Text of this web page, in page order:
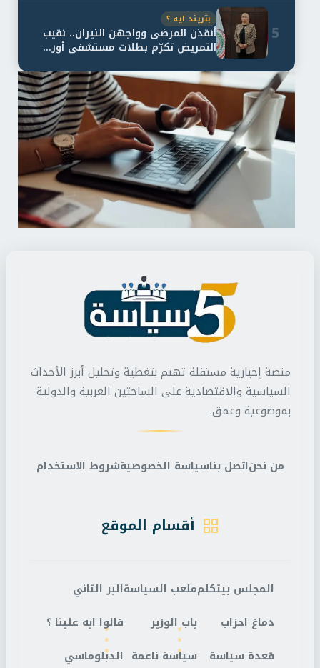
5
بتريند ايه ؟
أنقذن المرضى وواجهن النيران.. نقيب
التمريض تكرّم بطلات مستشفى أور...
منصة إخبارية مستقلة تهتم بتغطية وتحليل أبرز الأحداث
السياسية والاقتصادية على الساحتين العربية والدولية
بموضوعية وعمق.
من نحناتصل بناسياسة الخصوصيةشروط الاستخدام
أقسام الموقع
المجلس بيتكلم
دماغ احزاب
قعدة سياسة
ملعب السياسة
باب الوزير
سياسة ناعمة
البر التاني
قالوا ايه علينا ؟
الدبلوماسي